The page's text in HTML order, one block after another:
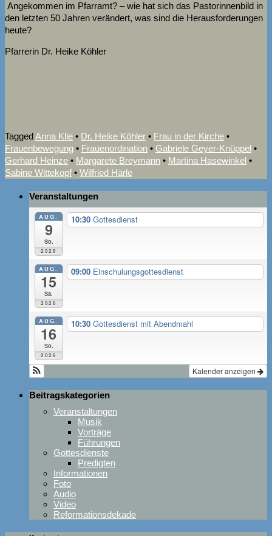
Angekommen im Pfarramt? – wie hat sich das Pastorinnenbild in
den letzten 50 Jahren verändert, was sind die Herausforderungen
heute?
Pfarrerin Dr. Heike Köhler
TaggedAnna Klie • Dr. Heike Köhler • Frau in der Kirche •
Frauenbewegung • Frauenordination • Gabriele Geyer-Knüppel •
Gerhard Heinze • Margarete Breymann • Martina Hasewinkel •
Sabine Wittekopf • Wilfried Härle
Veranstaltungen
AUG.
9
So.
2026
10:30 Gottesdienst
AUG.
15
Sa.
2026
09:00 Einschulungsgottesdienst
AUG.
16
So.
2026
10:30 Gottesdienst mit Abendmahl
Kalender anzeigen
Beitragskategorien
Veranstaltungen
Musik
Vorträge
Führungen
Gottesdienste
Predigten
Informationen
Foto
Audio
Video
Reformationsdekade